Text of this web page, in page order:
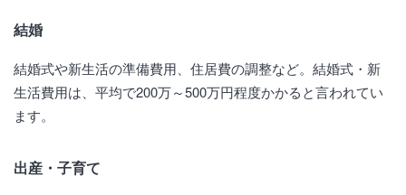
結婚
結婚式や新生活の準備費用、住居費の調整など。結婚式・新
生活費用は、平均で200万～500万円程度かかると言われてい
ます。
出産・子育て